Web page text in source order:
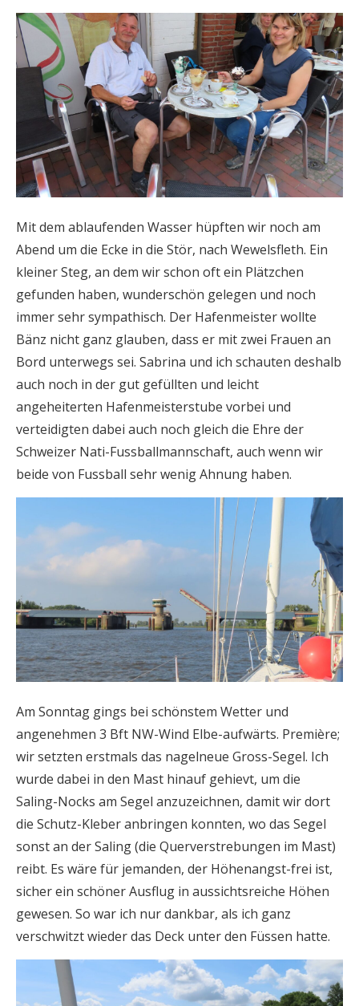
Mit dem ablaufenden Wasser hüpften wir noch am
Abend um die Ecke in die Stör, nach Wewelsfleth. Ein
kleiner Steg, an dem wir schon oft ein Plätzchen
gefunden haben, wunderschön gelegen und noch
immer sehr sympathisch. Der Hafenmeister wollte
Bänz nicht ganz glauben, dass er mit zwei Frauen an
Bord unterwegs sei. Sabrina und ich schauten deshalb
auch noch in der gut gefüllten und leicht
angeheiterten Hafenmeisterstube vorbei und
verteidigten dabei auch noch gleich die Ehre der
Schweizer Nati-Fussballmannschaft, auch wenn wir
beide von Fussball sehr wenig Ahnung haben.
Am Sonntag gings bei schönstem Wetter und
angenehmen 3 Bft NW-Wind Elbe-aufwärts. Première;
wir setzten erstmals das nagelneue Gross-Segel. Ich
wurde dabei in den Mast hinauf gehievt, um die
Saling-Nocks am Segel anzuzeichnen, damit wir dort
die Schutz-Kleber anbringen konnten, wo das Segel
sonst an der Saling (die Querverstrebungen im Mast)
reibt. Es wäre für jemanden, der Höhenangst-frei ist,
sicher ein schöner Ausflug in aussichtsreiche Höhen
gewesen. So war ich nur dankbar, als ich ganz
verschwitzt wieder das Deck unter den Füssen hatte.